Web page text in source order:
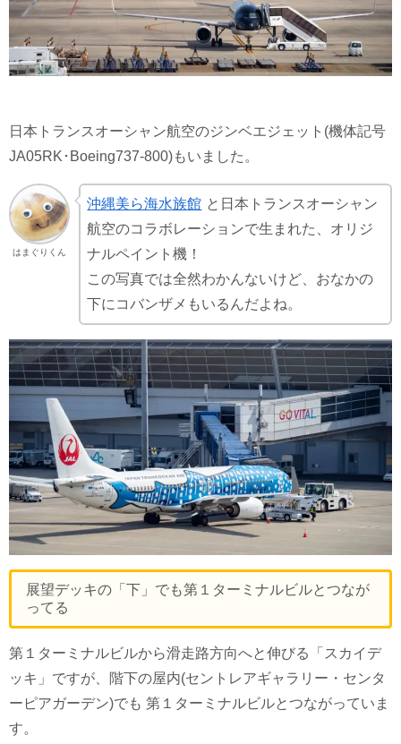
日本トランスオーシャン航空のジンベエジェット(機体記号
JA05RK･Boeing737-800)もいました。
はまぐりくん
沖縄美ら海水族館 と日本トランスオーシャン
航空のコラボレーションで生まれた、オリジ
ナルペイント機！
この写真では全然わかんないけど、おなかの
下にコバンザメもいるんだよね。
展望デッキの「下」でも第１ターミナルビルとつなが
ってる
第１ターミナルビルから滑走路方向へと伸びる「スカイデ
ッキ」ですが、階下の屋内(セントレアギャラリー・センタ
ーピアガーデン)でも 第１ターミナルビルとつながっていま
す。